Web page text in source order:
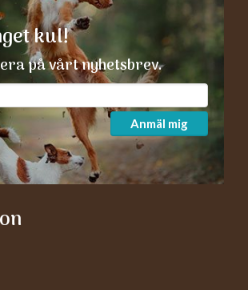
kul!
på vårt nyhetsbrev.
Anmäl mig